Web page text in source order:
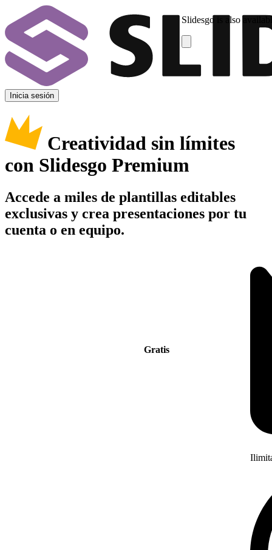
Slidesgo is also
Inicia sesión
Creatividad sin límites
con Slidesgo Premium
Accede a miles de plantillas editables
exclusivas y crea presentaciones por tu
cuenta o en equipo.
Gratis